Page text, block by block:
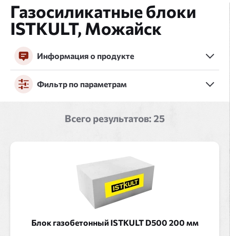
Газоcиликатные блоки
ISTKULT, Можайск
Информация о продукте
Фильтр по параметрам
Всего результатов:25
Блок газобетонный ISTKULT D500 200 мм